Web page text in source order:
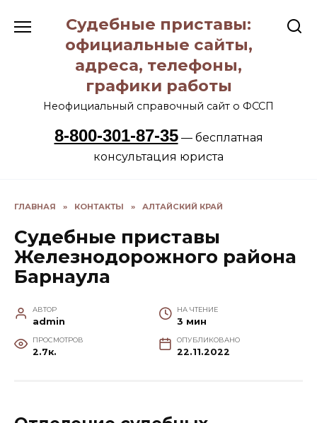
содержанию
Судебные приставы:
официальные сайты,
адреса, телефоны,
графики работы
Неофициальный справочный сайт о ФССП
8-800-301-87-35— бесплатная
консультация юриста
ГЛАВНАЯ » КОНТАКТЫ » АЛТАЙСКИЙ КРАЙ
Судебные приставы
Железнодорожного района
Барнаула
АВТОР
admin
НА ЧТЕНИЕ
3 мин
ПРОСМОТРОВ
2.7к.
ОПУБЛИКОВАНО
22.11.2022